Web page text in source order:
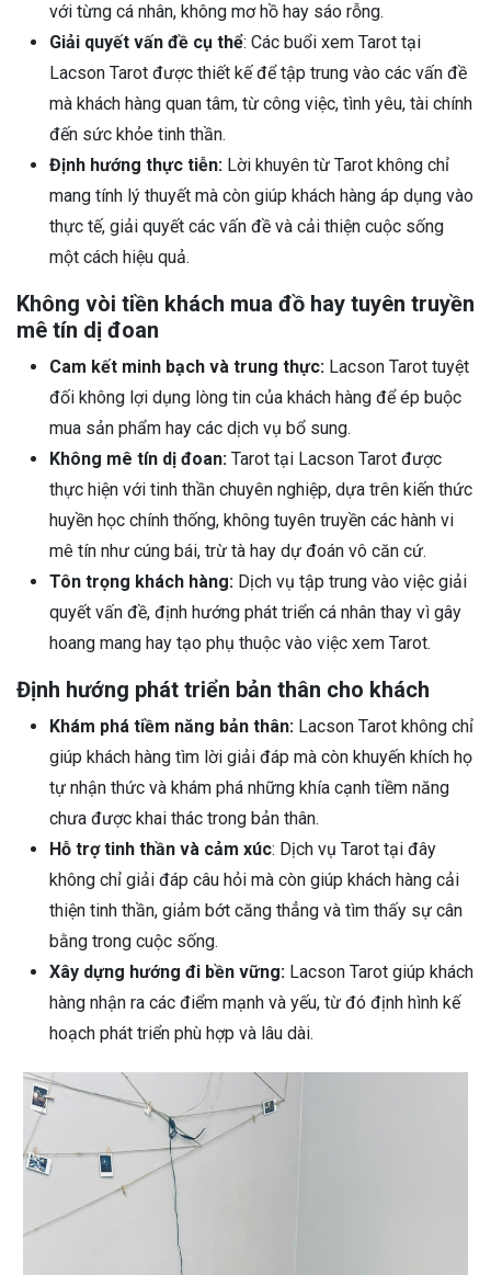
với từng cá nhân, không mơ hồ hay sáo rỗng.
Giải quyết vấn đề cụ thể: Các buổi xem Tarot tại
Lacson Tarot được thiết kế để tập trung vào các vấn đề
mà khách hàng quan tâm, từ công việc, tình yêu, tài chính
đến sức khỏe tinh thần.
Định hướng thực tiễn: Lời khuyên từ Tarot không chỉ
mang tính lý thuyết mà còn giúp khách hàng áp dụng vào
thực tế, giải quyết các vấn đề và cải thiện cuộc sống
một cách hiệu quả.
Không vòi tiền khách mua đồ hay tuyên truyền
mê tín dị đoan
Cam kết minh bạch và trung thực: Lacson Tarot tuyệt
đối không lợi dụng lòng tin của khách hàng để ép buộc
mua sản phẩm hay các dịch vụ bổ sung.
Không mê tín dị đoan: Tarot tại Lacson Tarot được
thực hiện với tinh thần chuyên nghiệp, dựa trên kiến thức
huyền học chính thống, không tuyên truyền các hành vi
mê tín như cúng bái, trừ tà hay dự đoán vô căn cứ.
Tôn trọng khách hàng: Dịch vụ tập trung vào việc giải
quyết vấn đề, định hướng phát triển cá nhân thay vì gây
hoang mang hay tạo phụ thuộc vào việc xem Tarot.
Định hướng phát triển bản thân cho khách
Khám phá tiềm năng bản thân: Lacson Tarot không chỉ
giúp khách hàng tìm lời giải đáp mà còn khuyến khích họ
tự nhận thức và khám phá những khía cạnh tiềm năng
chưa được khai thác trong bản thân.
Hỗ trợ tinh thần và cảm xúc: Dịch vụ Tarot tại đây
không chỉ giải đáp câu hỏi mà còn giúp khách hàng cải
thiện tinh thần, giảm bớt căng thẳng và tìm thấy sự cân
bằng trong cuộc sống.
Xây dựng hướng đi bền vững: Lacson Tarot giúp khách
hàng nhận ra các điểm mạnh và yếu, từ đó định hình kế
hoạch phát triển phù hợp và lâu dài.